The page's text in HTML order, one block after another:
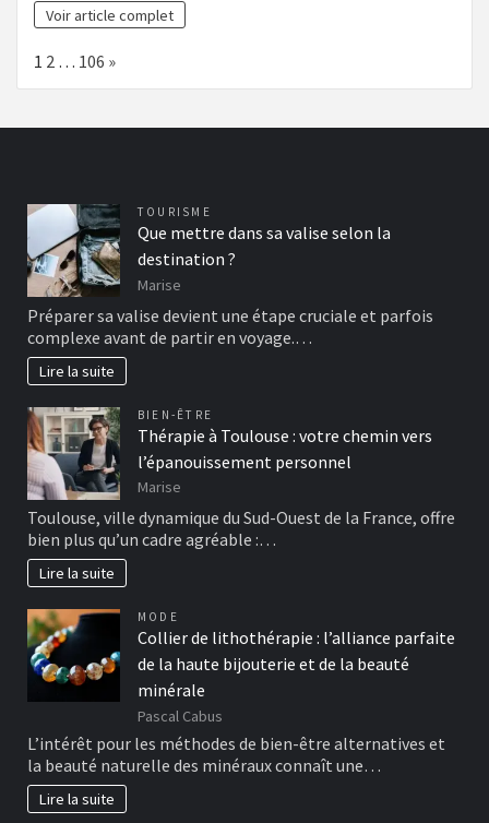
Voir article complet
Page:
1 2 … 106 Next
»
TOURISME
Que mettre dans sa valise selon la
destination ?
Marise
Préparer sa valise devient une étape cruciale et parfois
complexe avant de partir en voyage.…
Lire la suite
BIEN-ÊTRE
Thérapie à Toulouse : votre chemin vers
l’épanouissement personnel
Marise
Toulouse, ville dynamique du Sud-Ouest de la France, offre
bien plus qu’un cadre agréable :…
Lire la suite
MODE
Collier de lithothérapie : l’alliance parfaite
de la haute bijouterie et de la beauté
minérale
Pascal Cabus
L’intérêt pour les méthodes de bien-être alternatives et
la beauté naturelle des minéraux connaît une…
Lire la suite